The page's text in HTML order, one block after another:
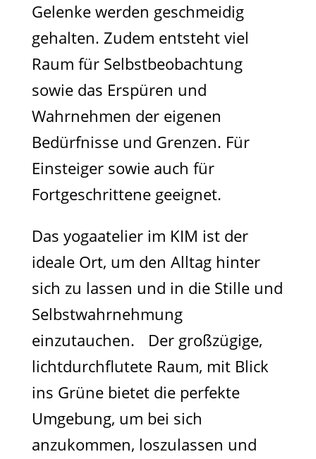
Gelenke werden geschmeidig
gehalten. Zudem entsteht viel
Raum für Selbstbeobachtung
sowie das Erspüren und
Wahrnehmen der eigenen
Bedürfnisse und Grenzen. Für
Einsteiger sowie auch für
Fortgeschrittene geeignet.
Das yogaatelier im KIM ist der
ideale Ort, um den Alltag hinter
sich zu lassen und in die Stille und
Selbstwahrnehmung
einzutauchen. Der großzügige,
lichtdurchflutete Raum, mit Blick
ins Grüne bietet die perfekte
Umgebung, um bei sich
anzukommen, loszulassen und